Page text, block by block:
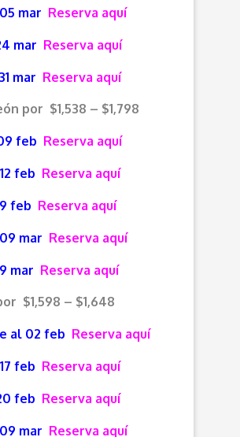
mar Reserva aquí
mar Reserva aquí
mar Reserva aquí
por $1,538 – $1,798
feb Reserva aquí
feb Reserva aquí
feb Reserva aquí
mar Reserva aquí
mar Reserva aquí
$1,598 – $1,648
al 02 feb Reserva aquí
feb Reserva aquí
feb Reserva aquí
mar Reserva aquí